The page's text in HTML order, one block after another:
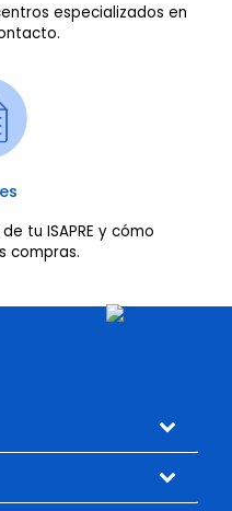
especializados en
tu ISAPRE y cómo
compras.